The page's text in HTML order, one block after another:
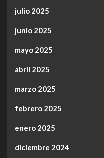
julio 2025
junio 2025
mayo 2025
abril 2025
marzo 2025
febrero 2025
enero 2025
diciembre 2024